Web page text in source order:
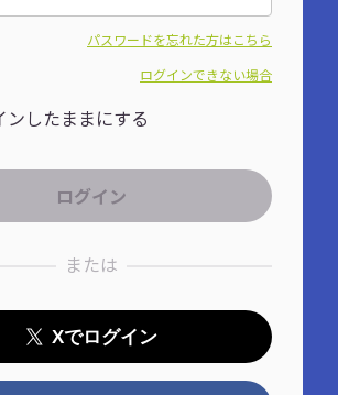
パスワードを忘れた方はこちら
ログインできない場合
ンしたままにする
または
Xでログイン